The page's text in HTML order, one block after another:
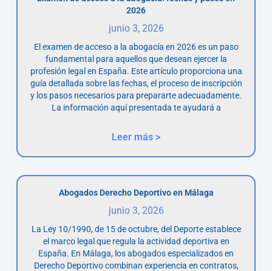
2026
junio 3, 2026
El examen de acceso a la abogacía en 2026 es un paso
fundamental para aquellos que desean ejercer la
profesión legal en España. Este artículo proporciona una
guía detallada sobre las fechas, el proceso de inscripción
y los pasos necesarios para prepararte adecuadamente.
La información aquí presentada te ayudará a
Leer más >
Abogados Derecho Deportivo en Málaga
junio 3, 2026
La Ley 10/1990, de 15 de octubre, del Deporte establece
el marco legal que regula la actividad deportiva en
España. En Málaga, los abogados especializados en
Derecho Deportivo combinan experiencia en contratos,